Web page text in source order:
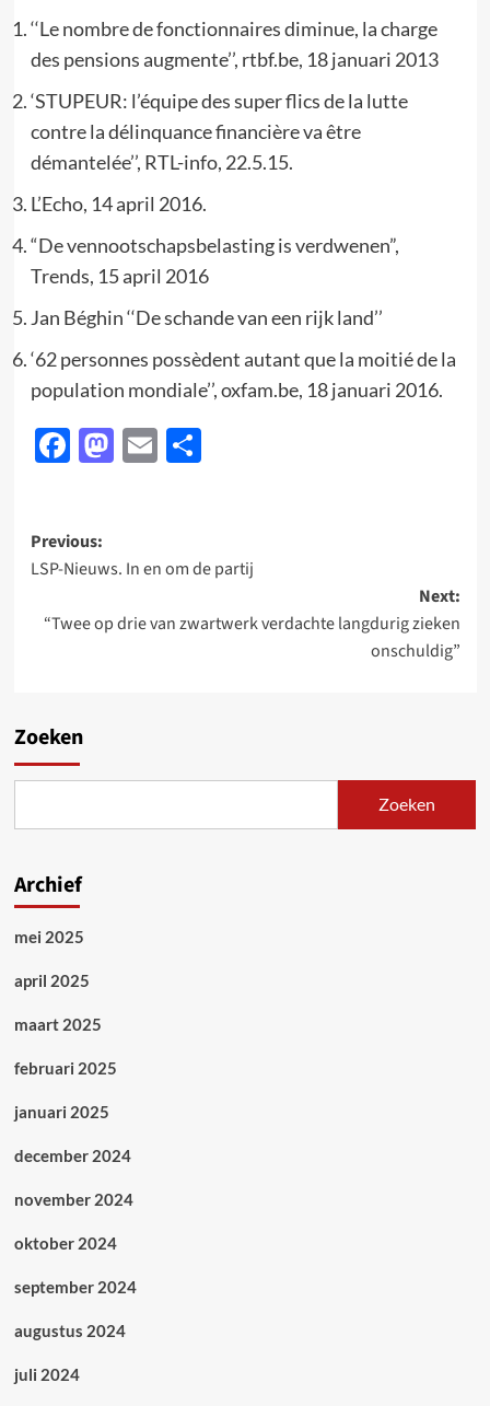
‘‘Le nombre de fonctionnaires diminue, la charge
des pensions augmente’’, rtbf.be, 18 januari 2013
‘STUPEUR: l’équipe des super flics de la lutte
contre la délinquance financière va être
démantelée’’, RTL-info, 22.5.15.
L’Echo, 14 april 2016.
“De vennootschapsbelasting is verdwenen”,
Trends, 15 april 2016
Jan Béghin ‘‘De schande van een rijk land’’
‘62 personnes possèdent autant que la moitié de la
population mondiale’’, oxfam.be, 18 januari 2016.
Facebook
Mastodon
EmailDelen
Post
navigation
Previous:
LSP-Nieuws. In en om de partij
Next:
“Twee op drie van zwartwerk verdachte langdurig zieken
onschuldig”
Zoeken
Zoeken
Archief
mei 2025
april 2025
maart 2025
februari 2025
januari 2025
december 2024
november 2024
oktober 2024
september 2024
augustus 2024
juli 2024